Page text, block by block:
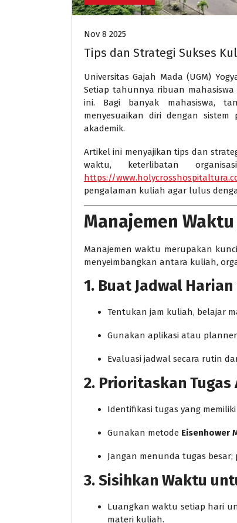
Nov 8 2025
Tips dan Strategi Sukses
Universitas Gajah Mada (UGM)
Setiap tahunnya ribuan
ini. Bagi banyak mahasiswa,
menyesuaikan diri dengan
akademik.
Artikel ini menyajikan tips dan
waktu, keterlibatan
https://
pengalaman kuliah agar lulus
Manajemen
Manajemen waktu merupakan
menyeimbangkan antara kuliah,
1. Buat Jadwal
Tentukan jam kuliah, belajar
Gunakan aplikasi atau
Evaluasi jadwal secara rutin
2. Prioritaskan Tugas
Identifikasi tugas yang
Gunakan metode Eisenhower
Jangan menunda tugas
3. Sisihkan Waktu
Luangkan waktu setiap hari
materi kuliah.